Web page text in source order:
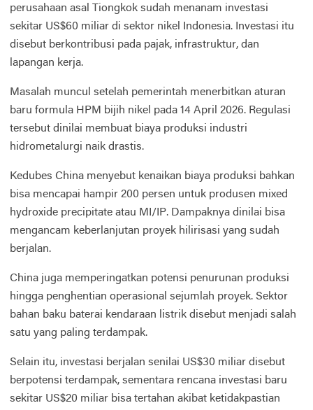
perusahaan asal Tiongkok sudah menanam investasi
sekitar US$60 miliar di sektor nikel Indonesia. Investasi itu
disebut berkontribusi pada pajak, infrastruktur, dan
lapangan kerja.
Masalah muncul setelah pemerintah menerbitkan aturan
baru formula HPM bijih nikel pada 14 April 2026. Regulasi
tersebut dinilai membuat biaya produksi industri
hidrometalurgi naik drastis.
Kedubes China menyebut kenaikan biaya produksi bahkan
bisa mencapai hampir 200 persen untuk produsen mixed
hydroxide precipitate atau MI/IP. Dampaknya dinilai bisa
mengancam keberlanjutan proyek hilirisasi yang sudah
berjalan.
China juga memperingatkan potensi penurunan produksi
hingga penghentian operasional sejumlah proyek. Sektor
bahan baku baterai kendaraan listrik disebut menjadi salah
satu yang paling terdampak.
Selain itu, investasi berjalan senilai US$30 miliar disebut
berpotensi terdampak, sementara rencana investasi baru
sekitar US$20 miliar bisa tertahan akibat ketidakpastian